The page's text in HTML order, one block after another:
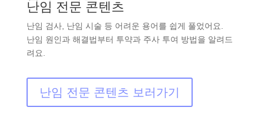
난임 전문 콘텐츠
난임 검사, 난임 시술 등 어려운 용어를 쉽게 풀었어요.
난임 원인과 해결법부터 투약과 주사 투여 방법을 알려드
려요.
난임 전문 콘텐츠 보러가기